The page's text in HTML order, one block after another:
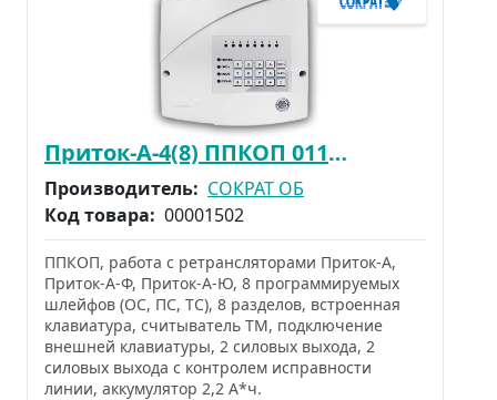
Приток-А-4(8) ППКОП 011-8-1-01К(8)
Производитель: СОКРАТ ОБ
Код товара: 00001502
ППКОП, работа с ретрансляторами Приток-А,
Приток-А-Ф, Приток-А-Ю, 8 программируемых
шлейфов (ОС, ПС, ТС), 8 разделов, встроенная
клавиатура, считыватель ТМ, подключение
внешней клавиатуры, 2 силовых выхода, 2
силовых выхода с контролем исправности
линии, аккумулятор 2,2 А*ч.